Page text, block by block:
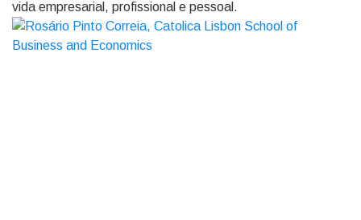
vida empresarial, profissional e pessoal.